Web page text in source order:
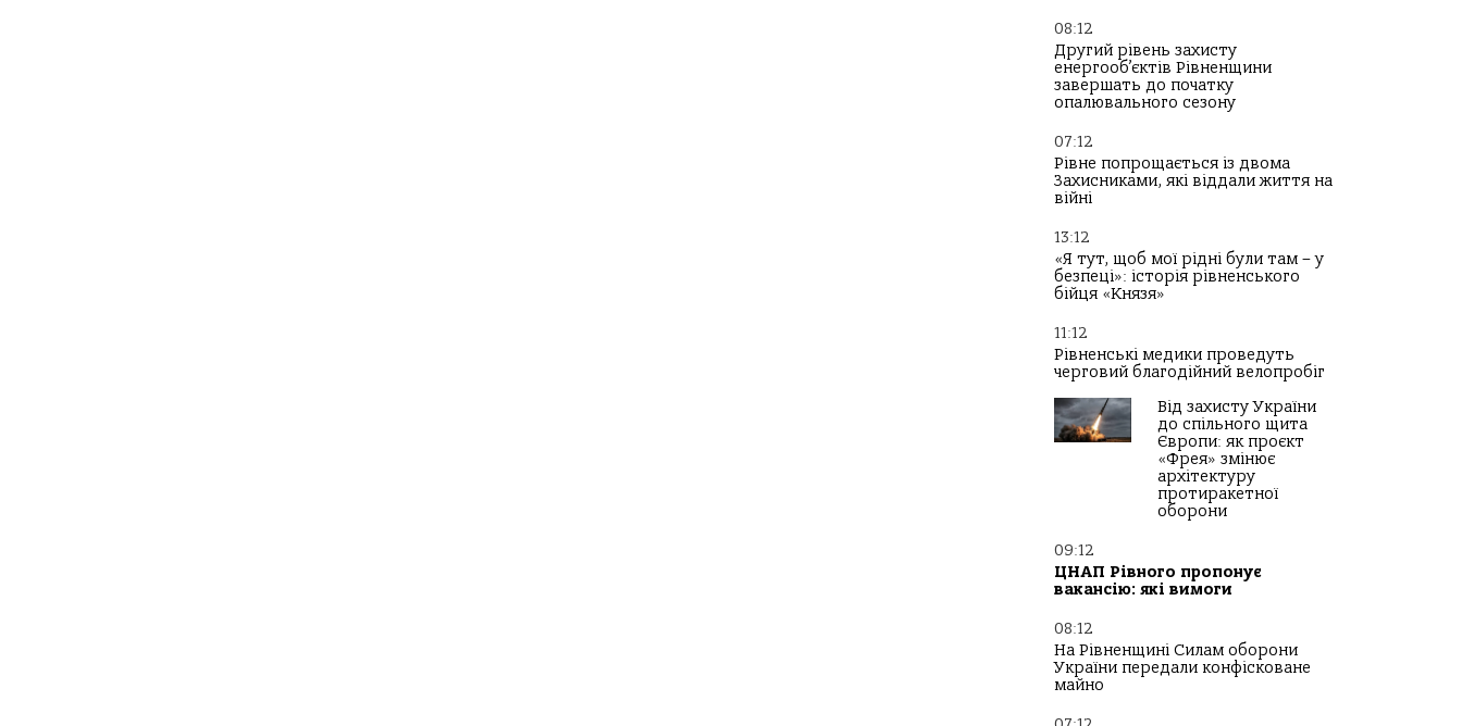
08:12
Другий рівень захисту
енергооб’єктів Рівненщини
завершать до початку
опалювального сезону
07:12
Рівне попрощається із двома
Захисниками, які віддали життя на
війні
13:12
«Я тут, щоб мої рідні були там – у
безпеці»: історія рівненського
бійця «Князя»
11:12
Рівненські медики проведуть
черговий благодійний велопробіг
Від захисту України
до спільного щита
Європи: як проєкт
«Фрея» змінює
архітектуру
протиракетної
оборони
09:12
ЦНАП Рівного пропонує
вакансію: які вимоги
08:12
На Рівненщині Силам оборони
України передали конфісковане
майно